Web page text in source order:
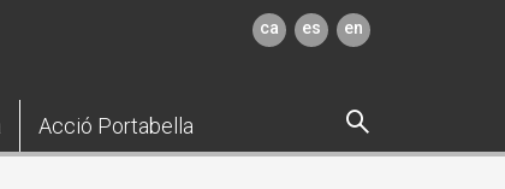
ca es en
Acció Portabella